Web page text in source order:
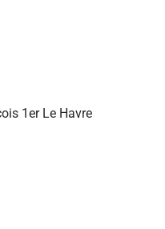
1er Le Havre